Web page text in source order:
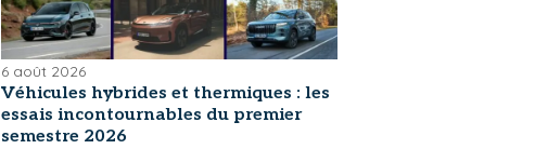
6 août 2026
Véhicules hybrides et thermiques : les
essais incontournables du premier
semestre 2026